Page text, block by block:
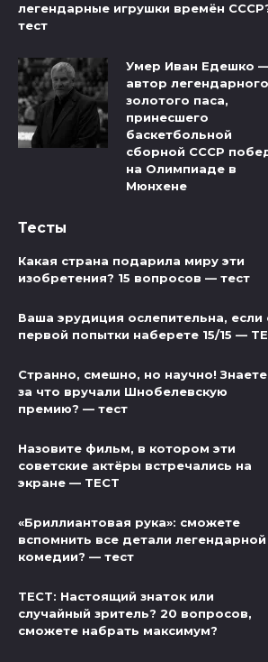
легендарные игрушки времён
тест
Умер Иван Едешко
автор легендарного
золотого паса,
принесшего
баскетбольной
сборной СССР
на Олимпиаде в
Мюнхене
Тесты
Какая страна подарила миру эти
изобретения? 15 вопросов — тест
Ваша эрудиция ослепительна, если
первой попытки наберете 15/15 —
Странно, смешно, но научно!
за что вручали Шнобелевскую
премию? — тест
Назовите фильм, в котором эти
советские актёры встречались на
экране — ТЕСТ
«Бриллиантовая рука»: сможете
вспомнить все детали легендарной
комедии? — тест
ТЕСТ: Настоящий знаток или
случайный зритель? 20 вопросов,
сможете набрать максимум?